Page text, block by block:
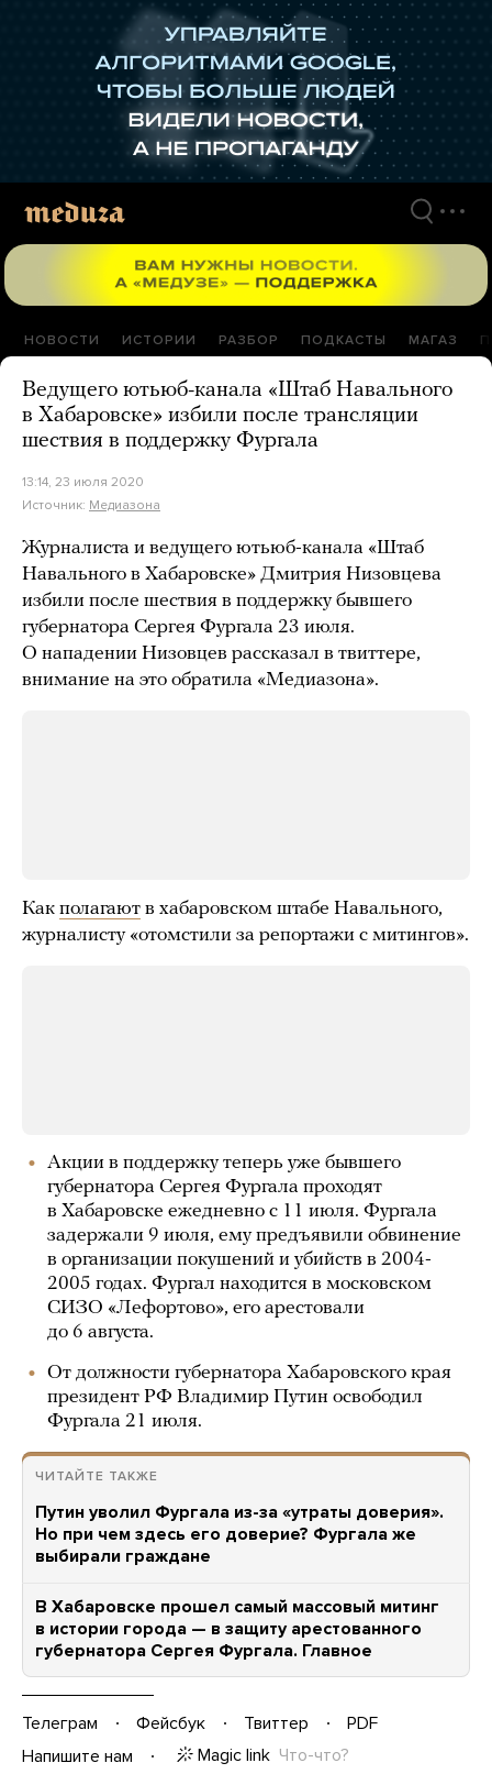
НОВОСТИ ИСТОРИИ РАЗБОР ПОДКАСТЫ МАГАЗ
Ведущего ютьюб-канала «Штаб Навального
в Хабаровске» избили после трансляции
шествия в поддержку Фургала
13:14, 23 июля 2020
Источник: Медиазона
Журналиста и ведущего ютьюб-канала «Штаб
Навального в Хабаровске» Дмитрия Низовцева
избили после шествия в поддержку бывшего
губернатора Сергея Фургала 23 июля.
О нападении Низовцев рассказал в твиттере,
внимание на это обратила «Медиазона».
Как полагают в хабаровском штабе Навального,
журналисту «отомстили за репортажи с митингов».
Акции в поддержку теперь уже бывшего
губернатора Сергея Фургала проходят
в Хабаровске ежедневно с 11 июля. Фургала
задержали 9 июля, ему предъявили обвинение
в организации покушений и убийств в 2004-
2005 годах. Фургал находится в московском
СИЗО «Лефортово», его арестовали
до 6 августа.
От должности губернатора Хабаровского края
президент РФ Владимир Путин освободил
Фургала 21 июля.
ЧИТАЙТЕ ТАКЖЕ
Путин уволил Фургала из-за «утраты доверия».
Но при чем здесь его доверие? Фургала же
выбирали граждане
В Хабаровске прошел самый массовый митинг
в истории города — в защиту арестованного
губернатора Сергея Фургала. Главное
Телеграм Фейсбук Твиттер
PDF
Напишите нам
Magic link Что-что?